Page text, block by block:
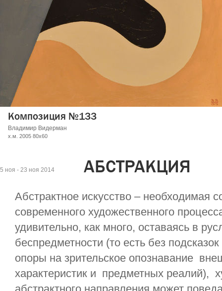
5 ноя - 23 ноя 2014 АБСТРАКЦИЯ
Абстрактное искусство – необходимая
современного художественного
удивительно, как много, оставаясь в
беспредметности (то есть без
опоры на зрительское опознавание
характеристик и предметных реалий),